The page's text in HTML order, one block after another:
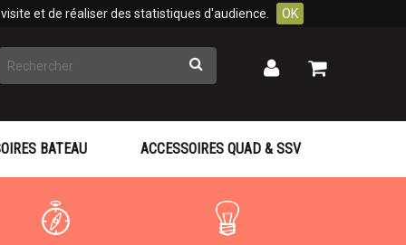
et de réaliser des statistiques d'audience. OK
Rechercher Mon
Mon
BATEAU ACCESSOIRES QUAD & SSV